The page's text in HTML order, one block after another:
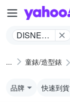
DISNEY
童錶/造型錶
品牌 快速到貨